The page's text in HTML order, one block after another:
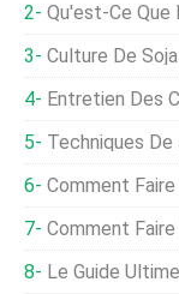
Qu'est-Ce Que Le Psorose
Culture De
Entretien Des
Techniques De
Comment Faire
Comment Faire
Le Guide